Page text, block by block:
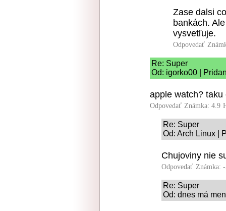
Zase dalsi
bankách.
vysvetľuje.
Odpovedať
Re: Super
Od: igorko00 |
apple watch?
Odpovedať Známka: 4.9
Re: Super
Od: Arch Linux |
Chujoviny nie
Odpovedať Známka:
Re: Super
Od: dnes má